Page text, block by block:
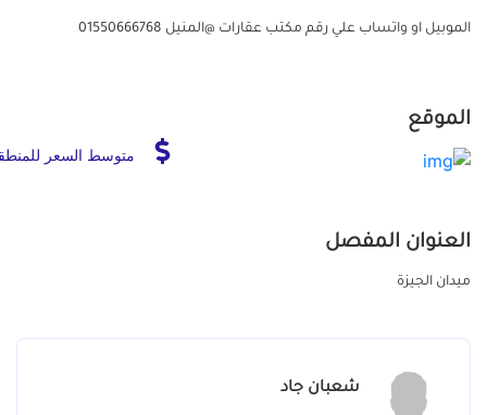
الموبيل او واتساب علي رقم مكتب عقارات @المنيل 01550666768
الموقع
متوسط السعر
العنوان المفصل
ميدان الجيزة
شعبان جاد